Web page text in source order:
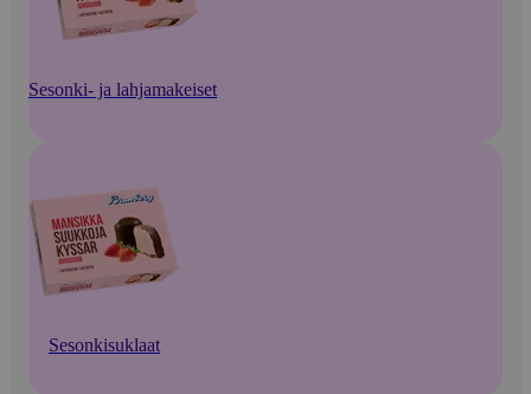
Sesonki- ja lahjamakeiset
Sesonkisuklaat